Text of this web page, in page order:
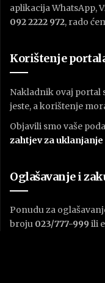
aplikacija WhatsApp,
092 2222 972, rado
Korištenje
Nakladnik ovaj portal
jeste, a korištenje
Objavili smo vaše
zahtjev za
Oglašavanje i
Ponudu za
broju 023/777-999 ili